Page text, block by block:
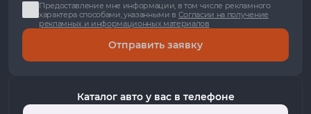
Предоставление мне информации, в том числе рекламного
характера способами, указанными в Согласии на получение
рекламных и информационных материалов
Отправить заявку
Каталог авто у вас в телефоне